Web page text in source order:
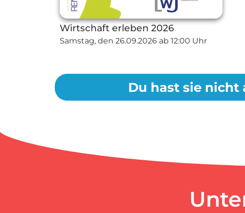
Wirtschaft erleben 2026
Samstag, den 26.09.2026 ab 12:00 Uhr
Du hast sie nicht